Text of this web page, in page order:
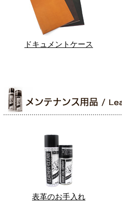
ドキュメントケース
表革のお手入れ